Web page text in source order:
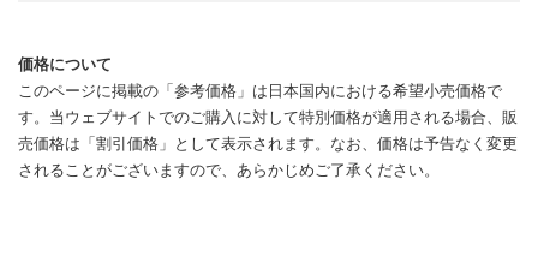
価格について
このページに掲載の「参考価格」は日本国内における希望小売価格で
す。当ウェブサイトでのご購入に対して特別価格が適用される場合、販
売価格は「割引価格」として表示されます。なお、価格は予告なく変更
されることがございますので、あらかじめご了承ください。